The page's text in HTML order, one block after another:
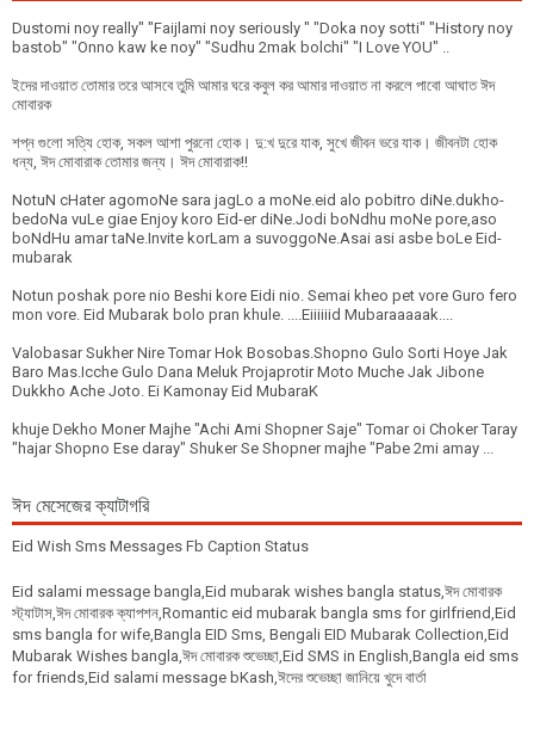
Dustomi noy really" "Faijlami noy seriously " "Doka noy sotti" "History noy
bastob" "Onno kaw ke noy" "Sudhu 2mak bolchi" "I Love YOU" ..
ইদের দাওয়াত তোমার তরে আসবে তুমি আমার ঘরে কবুল কর আমার দাওয়াত না করলে পাবো আঘাত ঈদ
মোবারক
শপ্ন গুলো সত্যি হোক, সকল আশা পুরনো হোক। দু:খ দুরে যাক, সুখে জীবন ভরে যাক। জীবনটা হোক
ধন্য, ঈদ মোবারাক তোমার জন্য। ঈদ মোবারাক!!
NotuN cHater agomoNe sara jagLo a moNe.eid alo pobitro diNe.dukho-
bedoNa vuLe giae Enjoy koro Eid-er diNe.Jodi boNdhu moNe pore,aso
boNdHu amar taNe.Invite korLam a suvoggoNe.Asai asi asbe boLe Eid-
mubarak
Notun poshak pore nio Beshi kore Eidi nio. Semai kheo pet vore Guro fero
mon vore. Eid Mubarak bolo pran khule. ....Eiiiiiid Mubaraaaaak....
Valobasar Sukher Nire Tomar Hok Bosobas.Shopno Gulo Sorti Hoye Jak
Baro Mas.Icche Gulo Dana Meluk Projaprotir Moto Muche Jak Jibone
Dukkho Ache Joto. Ei Kamonay Eid MubaraK
khuje Dekho Moner Majhe "Achi Ami Shopner Saje" Tomar oi Choker Taray
"hajar Shopno Ese daray" Shuker Se Shopner majhe "Pabe 2mi amay ...
ঈদ মেসেজের ক্যাটাগরি
Eid Wish Sms Messages Fb Caption Status
Eid salami message bangla,Eid mubarak wishes bangla status,ঈদ মোবারক
স্ট্যাটাস,ঈদ মোবারক ক্যাপশন,Romantic eid mubarak bangla sms for girlfriend,Eid
sms bangla for wife,Bangla EID Sms, Bengali EID Mubarak Collection,Eid
Mubarak Wishes bangla,ঈদ মোবারক শুভেচ্ছা,Eid SMS in English,Bangla eid sms
for friends,Eid salami message bKash,ঈদের শুভেচ্ছা জানিয়ে খুদে বার্তা